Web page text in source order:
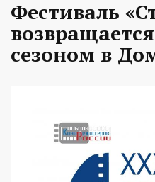
Фестиваль
сезоном в